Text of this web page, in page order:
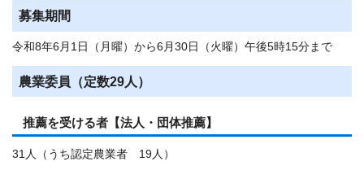
募集期間
令和8年6月1日（月曜）から6月30日（火曜）午後5時15分まで
農業委員（定数29人）
推薦を受ける者【法人・団体推薦】
31人（うち認定農業者 19人）